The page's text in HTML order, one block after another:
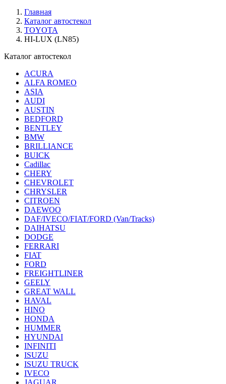
Главная
Каталог автостекол
TOYOTA
HI-LUX (LN85)
Каталог автостекол
ACURA
ALFA ROMEO
ASIA
AUDI
AUSTIN
BEDFORD
BENTLEY
BMW
BRILLIANCE
BUICK
Cadillac
CHERY
CHEVROLET
CHRYSLER
CITROEN
DAEWOO
DAF/IVECO/FIAT/FORD (Van/Tracks)
DAIHATSU
DODGE
FERRARI
FIAT
FORD
FREIGHTLINER
GEELY
GREAT WALL
HAVAL
HINO
HONDA
HUMMER
HYUNDAI
INFINITI
ISUZU
ISUZU TRUCK
IVECO
JAGUAR